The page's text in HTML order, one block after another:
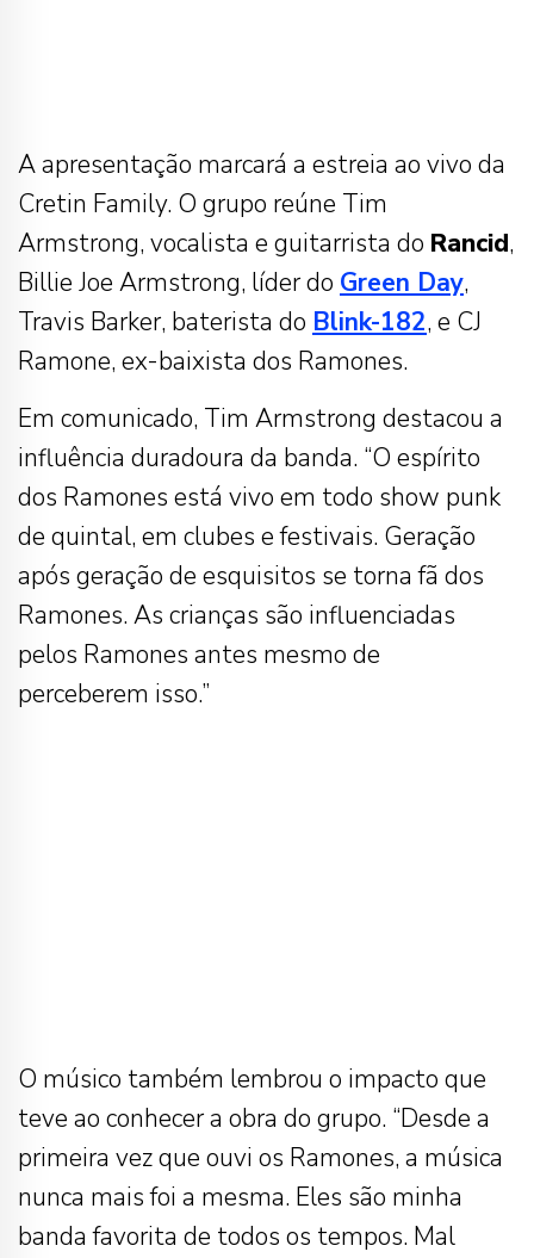
A apresentação marcará a estreia ao vivo da
Cretin Family. O grupo reúne Tim
Armstrong, vocalista e guitarrista do Rancid,
Billie Joe Armstrong, líder do Green Day,
Travis Barker, baterista do Blink-182, e CJ
Ramone, ex-baixista dos Ramones.
Em comunicado, Tim Armstrong destacou a
influência duradoura da banda. “O espírito
dos Ramones está vivo em todo show punk
de quintal, em clubes e festivais. Geração
após geração de esquisitos se torna fã dos
Ramones. As crianças são influenciadas
pelos Ramones antes mesmo de
perceberem isso.”
O músico também lembrou o impacto que
teve ao conhecer a obra do grupo. “Desde a
primeira vez que ouvi os Ramones, a música
nunca mais foi a mesma. Eles são minha
banda favorita de todos os tempos. Mal